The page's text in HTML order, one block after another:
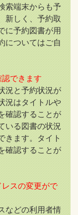
索端末からも予
新しく、予約取
に予約図書が用
についてはご自
できます
況と予約状況が
況はタイトルや
確認することが
いる図書の状況
きます。タイト
確認することが
スの変更がで
などの利用者情